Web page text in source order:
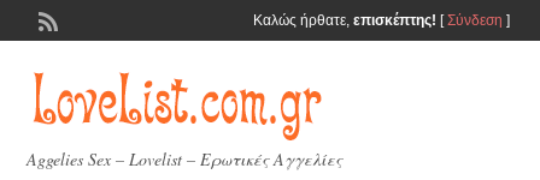
Καλώς ήρθατε, επισκέπτης! [Σύνδεση ]
Aggelies Sex – Lovelist – Ερωτικές Αγγελίες